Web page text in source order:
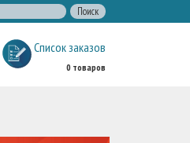
Список заказов
0 товаров